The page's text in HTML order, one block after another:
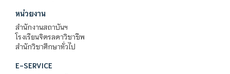
หน่วยงาน
สำนักงานสถาบันฯ
โรงเรียนจิตรลดาวิชาชีพ
สำนักวิชาศึกษาทั่วไป
E-SERVICE